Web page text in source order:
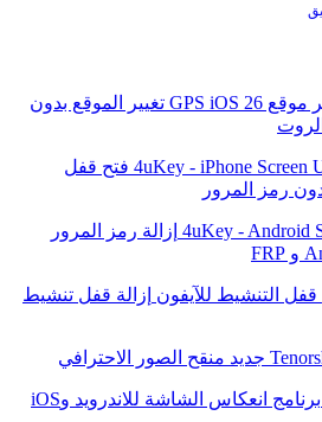
iOS 26
تغيير الموقع بدون
4uKey - iPhone Screen فتح قفل
4uKey - Android إزالة رمز المرور
إزالة قفل تنشيط
جديد منقح الصور الاحترافي
برنامج انعكاس الشاشة للاندرويد وiOS